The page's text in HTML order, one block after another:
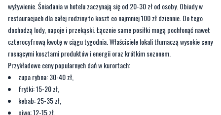
czterocyfrową kwotę w ciągu tygodnia. Właściciele lokali tłumaczą wysokie ceny
rosnącymi kosztami produktów i energii oraz krótkim sezonem.
Przykładowe ceny popularnych dań w kurortach:
zupa rybna: 30-40 zł,
frytki: 15-20 zł,
kebab: 25-35 zł,
piwo: 12-15 zł,
kawa: 15-20 zł.
Dodatkowe koszty wakacji nad